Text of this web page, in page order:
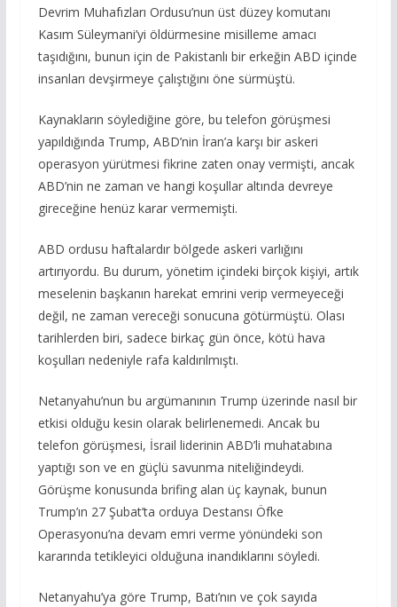
Devrim Muhafızları Ordusu’nun üst düzey komutanı
Kasım Süleymani’yi öldürmesine misilleme amacı
taşıdığını, bunun için de Pakistanlı bir erkeğin ABD içinde
insanları devşirmeye çalıştığını öne sürmüştü.
Kaynakların söylediğine göre, bu telefon görüşmesi
yapıldığında Trump, ABD’nin İran’a karşı bir askeri
operasyon yürütmesi fikrine zaten onay vermişti, ancak
ABD’nin ne zaman ve hangi koşullar altında devreye
gireceğine henüz karar vermemişti.
ABD ordusu haftalardır bölgede askeri varlığını
artırıyordu. Bu durum, yönetim içindeki birçok kişiyi, artık
meselenin başkanın harekat emrini verip vermeyeceği
değil, ne zaman vereceği sonucuna götürmüştü. Olası
tarihlerden biri, sadece birkaç gün önce, kötü hava
koşulları nedeniyle rafa kaldırılmıştı.
Netanyahu’nun bu argümanının Trump üzerinde nasıl bir
etkisi olduğu kesin olarak belirlenemedi. Ancak bu
telefon görüşmesi, İsrail liderinin ABD’li muhatabına
yaptığı son ve en güçlü savunma niteliğindeydi.
Görüşme konusunda brifing alan üç kaynak, bunun
Trump’ın 27 Şubat’ta orduya Destansı Öfke
Operasyonu’na devam emri verme yönündeki son
kararında tetikleyici olduğuna inandıklarını söyledi.
Netanyahu’ya göre Trump, Batı’nın ve çok sayıda